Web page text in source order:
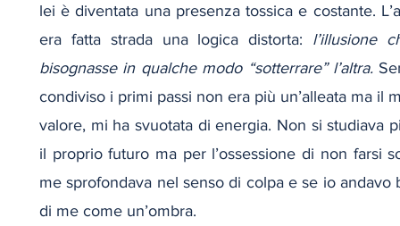
lei è diventata una presenza tossica e costante.
era fatta strada una logica distorta: l’illusione
bisognasse in qualche modo “sotterrare” l’altra.
condiviso i primi passi non era più un’alleata ma il
valore, mi ha svuotata di energia. Non si studiava
il proprio futuro ma per l’ossessione di non farsi
me sprofondava nel senso di colpa e se io
di me come un’ombra.